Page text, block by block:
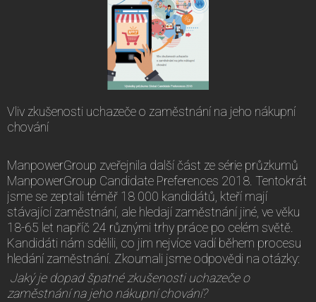
Vliv zkušenosti uchazeče o zaměstnání na jeho nákupní
chování
ManpowerGroup zveřejnila další část ze série průzkumů
ManpowerGroup Candidate Preferences 2018. Tentokrát
jsme se zeptali téměř 18 000 kandidátů, kteří mají
stávající zaměstnání, ale hledají zaměstnání jiné, ve věku
18-65 let napříč 24 různými trhy práce po celém světě.
Kandidáti nám sdělili, co jim nejvíce vadí během procesu
hledání zaměstnání. Zkoumali jsme odpovědi na otázky:
Jaký je dopad špatné zkušenosti uchazeče o
zaměstnání na jeho nákupní chování?